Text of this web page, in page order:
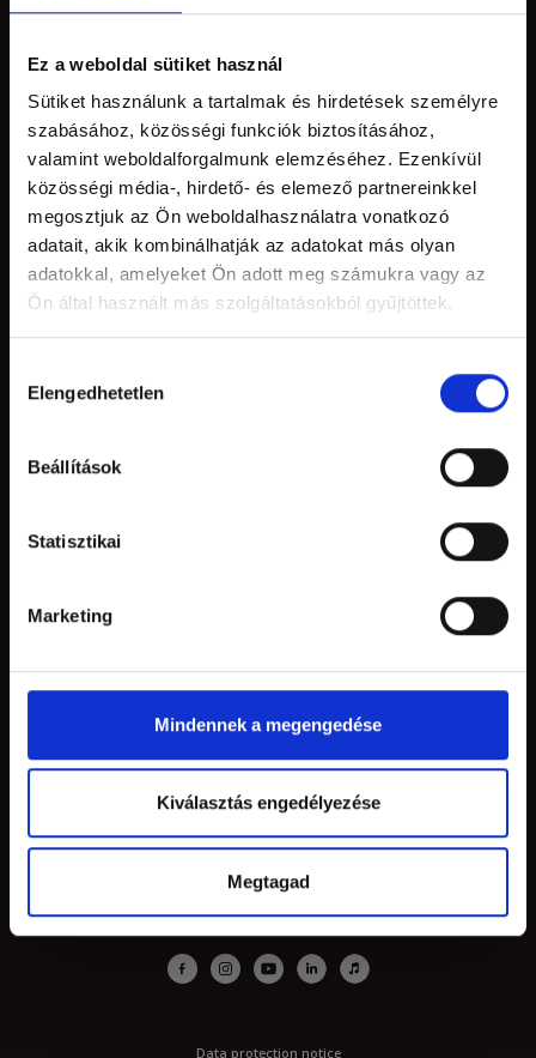
Ez a weboldal sütiket használ
Sütiket használunk a tartalmak és hirdetések személyre
szabásához, közösségi funkciók biztosításához,
valamint weboldalforgalmunk elemzéséhez. Ezenkívül
közösségi média-, hirdető- és elemező partnereinkkel
megosztjuk az Ön weboldalhasználatra vonatkozó
adatait, akik kombinálhatják az adatokat más olyan
adatokkal, amelyeket Ön adott meg számukra vagy az
Ön által használt más szolgáltatásokból gyűjtöttek.
kiválasztása
Elengedhetetlen
Beállítások
Statisztikai
Marketing
Mindennek a megengedése
Kiválasztás engedélyezése
Megtagad
Our story
Competition
Career
Press
Blog
CONTACT
SOCIAL MEDIA
Data protection notice